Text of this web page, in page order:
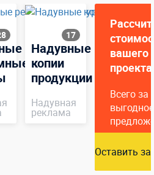
17
Надувные
копии
продукции
Надувная
реклама
вашего
проекта
Всего за
Оставить